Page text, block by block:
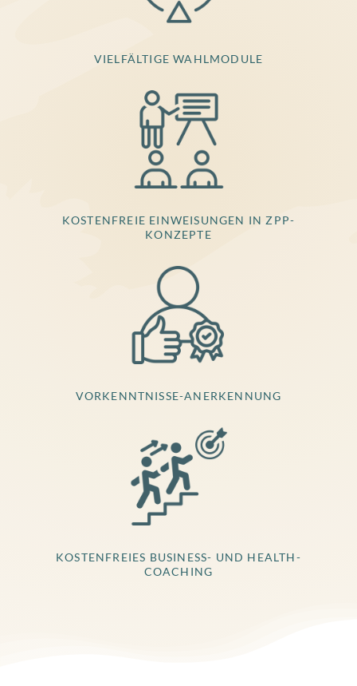
VIELFÄLTIGE WAHLMODULE
KOSTENFREIE EINWEISUNGEN IN ZPP-
KONZEPTE
VORKENNTNISSE-ANERKENNUNG
KOSTENFREIES BUSINESS- UND HEALTH-
COACHING